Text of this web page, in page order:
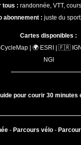
tous : randonnée, VTT,
abonnement : juste du
Cartes disponibles :
| 🌍 ESRI | 🇫🇷
NGI
pour courir 30 minutes
- Parcours vélo-